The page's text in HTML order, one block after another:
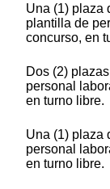
Una (1) plaza
plantilla de
concurso, en
Dos (2)
personal
en turno libre.
Una (1) plaza
personal
en turno libre.